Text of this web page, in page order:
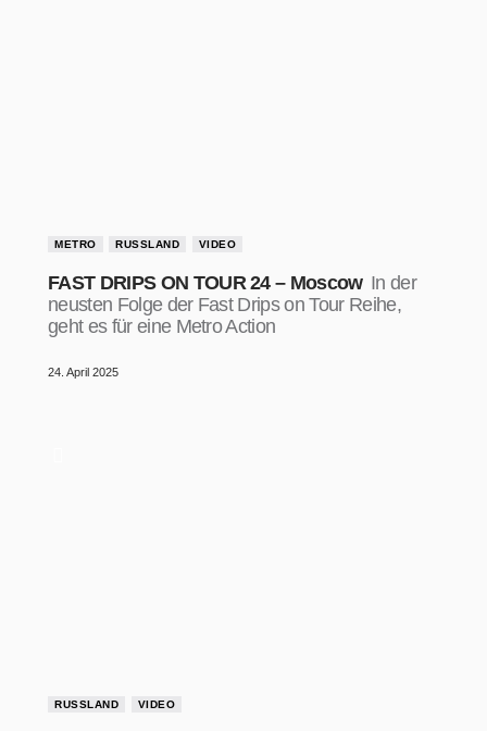
METRO RUSSLAND VIDEO
FAST DRIPS ON TOUR 24 – Moscow In der
neusten Folge der Fast Drips on Tour Reihe,
geht es für eine Metro Action
24. April 2025
RUSSLAND VIDEO